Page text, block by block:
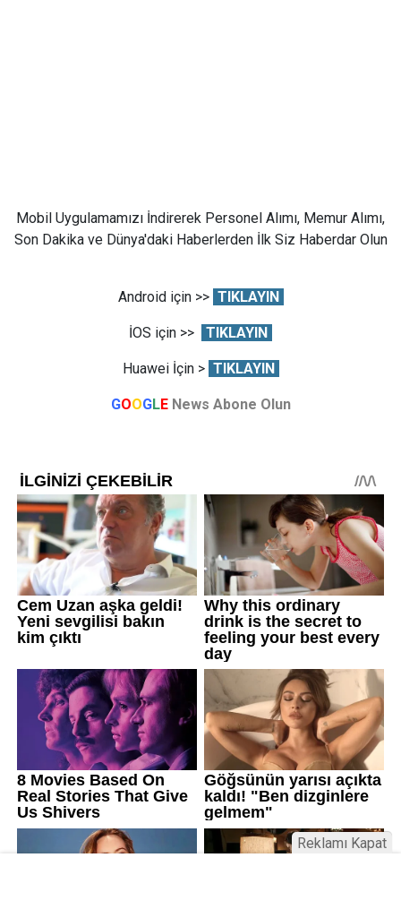
Mobil Uygulamamızı İndirerek Personel Alımı, Memur Alımı,
Son Dakika ve Dünya'daki Haberlerden İlk Siz Haberdar Olun
Android için >> TIKLAYIN
İOS için >> TIKLAYIN
Huawei İçin > TIKLAYIN
GOOGLE News Abone Olun
Reklamı Kapat